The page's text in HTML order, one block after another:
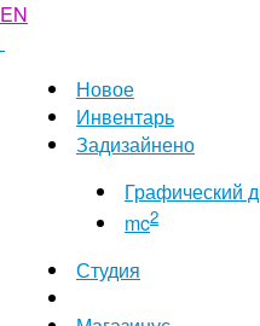
EN
Новое
Инвентарь
Задизайнено
Графический
mc2
Студия